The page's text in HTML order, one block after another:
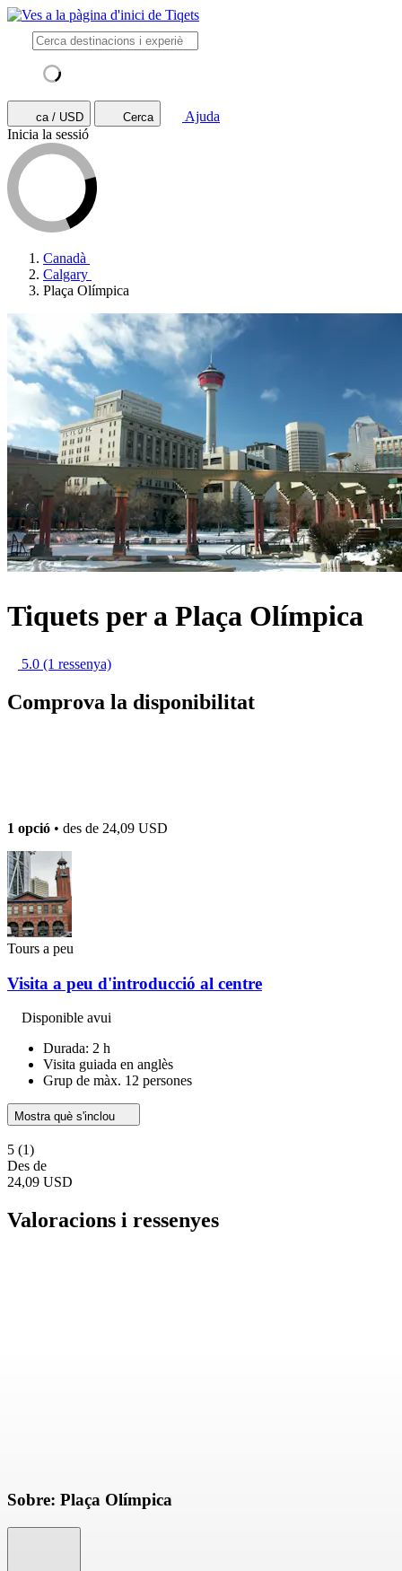
ca / USD Cerca
Ajuda
Inicia la sessió
Canadà
Calgary
Plaça Olímpica
Tiquets per a Plaça Olímpica
5.0 (1 ressenya)
Comprova la disponibilitat
1 opció • des de 24,09 USD
Tours a peu
Visita a peu d'introducció al centre
Disponible avui
Durada: 2 h
Visita guiada en anglès
Grup de màx. 12 persones
Mostra què s'inclou
5 (1)
Des de
24,09 USD
Valoracions i ressenyes
Sobre: Plaça Olímpica